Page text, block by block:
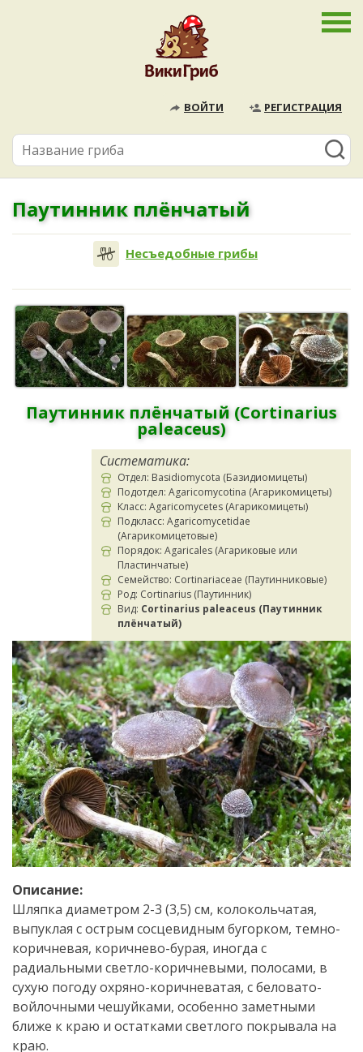
ВОЙТИ РЕГИСТРАЦИЯ
Паутинник плёнчатый
Несъедобные грибы
Паутинник плёнчатый (Cortinarius
paleaceus)
Систематика:
Отдел: Basidiomycota (Базидиомицеты)
Подотдел: Agaricomycotina (Агарикомицеты)
Класс: Agaricomycetes (Агарикомицеты)
Подкласс: Agaricomycetidae
(Агарикомицетовые)
Порядок: Agaricales (Агариковые или
Пластинчатые)
Семейство: Cortinariaceae (Паутинниковые)
Род: Cortinarius (Паутинник)
Вид: Cortinarius paleaceus (Паутинник
плёнчатый)
Описание:
Шляпка диаметром 2-3 (3,5) см, колокольчатая,
выпуклая с острым сосцевидным бугорком, темно-
коричневая, коричнево-бурая, иногда с
радиальными светло-коричневыми, полосами, в
сухую погоду охряно-коричневатая, с беловато-
войлочными чешуйками, особенно заметными
ближе к краю и остатками светлого покрывала на
краю.